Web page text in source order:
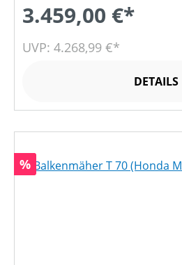
3.459,00 €*
UVP: 4.268,99 €*
DETAILS
Rabatt
%